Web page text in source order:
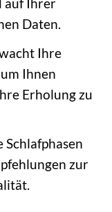
auf Ihrer
Daten.
Ihre
Ihnen
Erholung zu
zur